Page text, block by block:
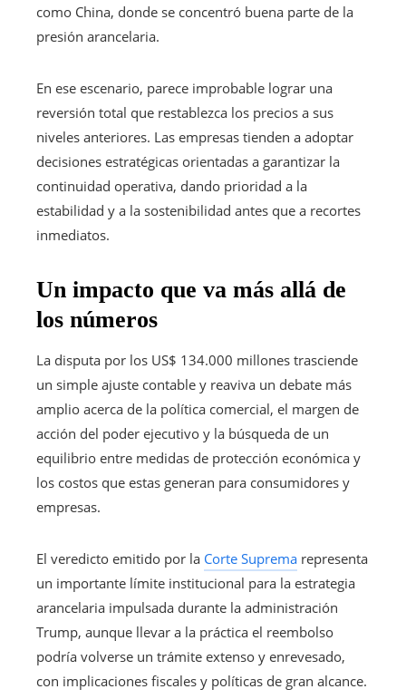
como China, donde se concentró buena parte de la
presión arancelaria.
En ese escenario, parece improbable lograr una
reversión total que restablezca los precios a sus
niveles anteriores. Las empresas tienden a adoptar
decisiones estratégicas orientadas a garantizar la
continuidad operativa, dando prioridad a la
estabilidad y a la sostenibilidad antes que a recortes
inmediatos.
Un impacto que va más allá de
los números
La disputa por los US$ 134.000 millones trasciende
un simple ajuste contable y reaviva un debate más
amplio acerca de la política comercial, el margen de
acción del poder ejecutivo y la búsqueda de un
equilibrio entre medidas de protección económica y
los costos que estas generan para consumidores y
empresas.
El veredicto emitido por la Corte Suprema representa
un importante límite institucional para la estrategia
arancelaria impulsada durante la administración
Trump, aunque llevar a la práctica el reembolso
podría volverse un trámite extenso y enrevesado,
con implicaciones fiscales y políticas de gran alcance.